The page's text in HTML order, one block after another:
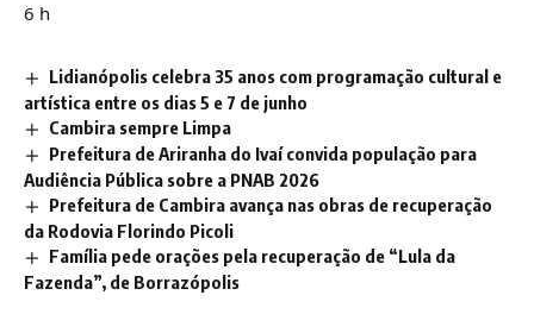
6 h
Lidianópolis celebra 35 anos com programação cultural e
artística entre os dias 5 e 7 de junho
Cambira sempre Limpa
Prefeitura de Ariranha do Ivaí convida população para
Audiência Pública sobre a PNAB 2026
Prefeitura de Cambira avança nas obras de recuperação
da Rodovia Florindo Picoli
Família pede orações pela recuperação de “Lula da
Fazenda”, de Borrazópolis